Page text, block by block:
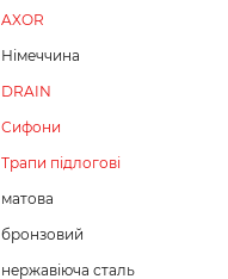
AXOR
Німеччина
DRAIN
Сифони
Трапи підлогові
матова
бронзовий
нержавіюча сталь